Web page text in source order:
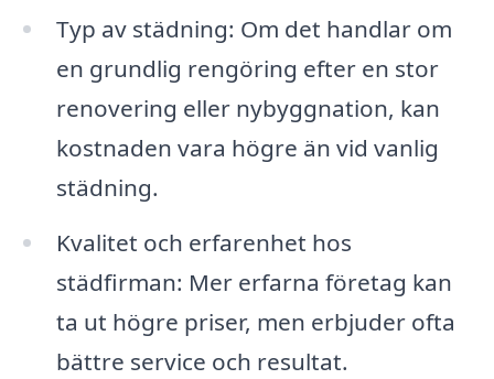
Typ av städning: Om det handlar om
en grundlig rengöring efter en stor
renovering eller nybyggnation, kan
kostnaden vara högre än vid vanlig
städning.
Kvalitet och erfarenhet hos
städfirman: Mer erfarna företag kan
ta ut högre priser, men erbjuder ofta
bättre service och resultat.